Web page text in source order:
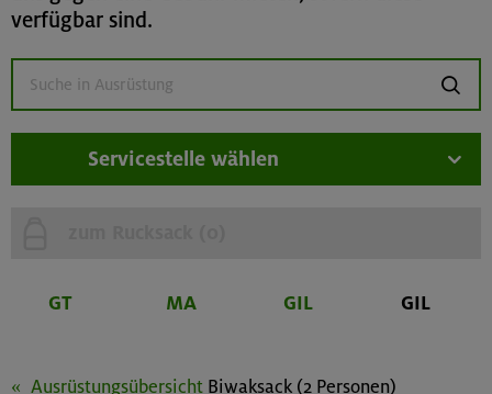
verfügbar sind.
suchen
Servicestelle wählen
GT MA GIL GIL
Ausrüstungsübersicht Biwaksack (2 Personen)